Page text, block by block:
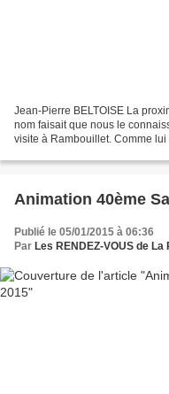
Jean-Pierre BELTOISE La
nom faisait que nous le
visite à Rambouillet. Comme
Animation 40ème
Publié le 05/01/2015 à 06:36
Par Les RENDEZ-VOUS de La